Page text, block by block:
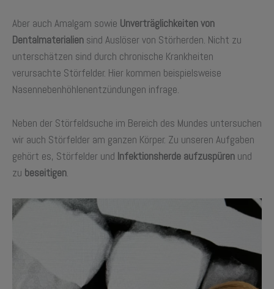
Aber auch Amalgam sowie Unverträglichkeiten von
Dentalmaterialien sind Auslöser von Störherden. Nicht zu
unterschätzen sind durch chronische Krankheiten
verursachte Störfelder. Hier kommen beispielsweise
Nasennebenhöhlenentzündungen infrage.
Neben der Störfeldsuche im Bereich des Mundes untersuchen
wir auch Störfelder am ganzen Körper. Zu unseren Aufgaben
gehört es, Störfelder und Infektionsherde aufzuspüren und
zu beseitigen.